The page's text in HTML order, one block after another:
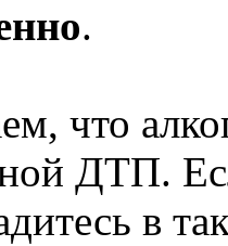
.
что
ДТП.
в